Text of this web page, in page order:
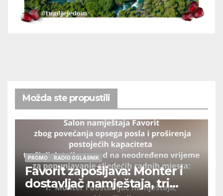
Možda ste propustili
PROMO RADIO OGLASNIK
Favorit zapošljava: Monter i
dostavljač namještaja, tri